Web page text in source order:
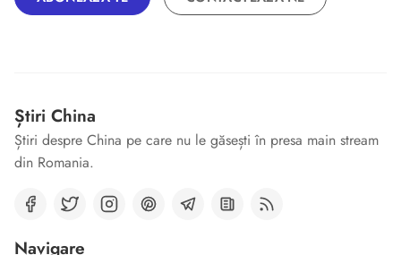
Știri China
Știri despre China pe care nu le găsești în presa main stream
din Romania.
Navigare